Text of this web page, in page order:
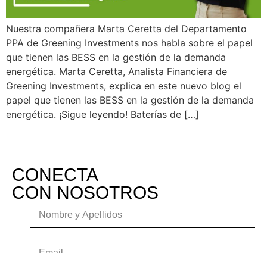
Nuestra compañera Marta Ceretta del Departamento
PPA de Greening Investments nos habla sobre el papel
que tienen las BESS en la gestión de la demanda
energética. Marta Ceretta, Analista Financiera de
Greening Investments, explica en este nuevo blog el
papel que tienen las BESS en la gestión de la demanda
energética. ¡Sigue leyendo! Baterías de […]
CONECTA
CON NOSOTROS